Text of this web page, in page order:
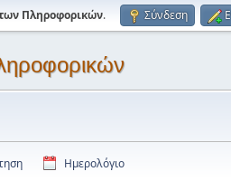
των Πληροφορικών. Σύνδεση
Ημερολόγιο